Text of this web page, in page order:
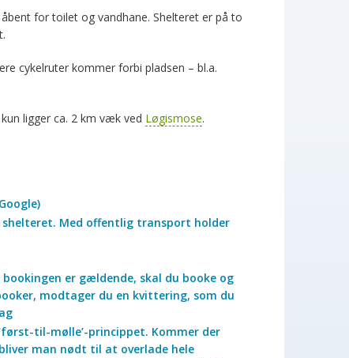
for toilet og vandhane. Shelteret er på to
cykelruter kommer forbi pladsen – bl.a.
ligger ca. 2 km væk ved Løgismose.
shelteret. Med offentlig transport holder
er gældende, skal du booke og
modtager du en kvittering, som du
til-mølle’-princippet. Kommer der
man nødt til at overlade hele